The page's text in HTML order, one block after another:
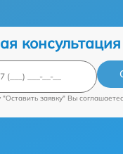
заявку" Вы